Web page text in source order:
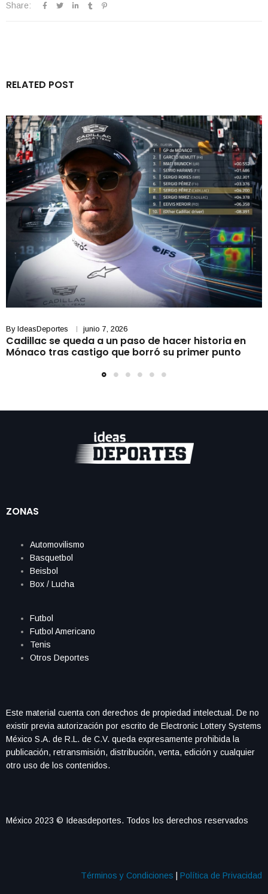
Share:
RELATED POST
By IdeasDeportes junio 7, 2026
Cadillac se queda a un paso de hacer historia en
Mónaco tras castigo que borró su primer punto
ZONAS
Automovilismo
Basquetbol
Beisbol
Box / Lucha
Futbol
Futbol Americano
Tenis
Otros Deportes
Este material cuenta con derechos de propiedad intelectual. De no
existir previa autorización por escrito de Electronic Lottery Systems
México S.A. de R.L. de C.V. queda expresamente prohibida la
publicación, retransmisión, distribución, venta, edición y cualquier
otro uso de los contenidos.
México 2023 © Ideasdeportes. Todos los derechos reservados
Términos y Condiciones Política de Privacidad